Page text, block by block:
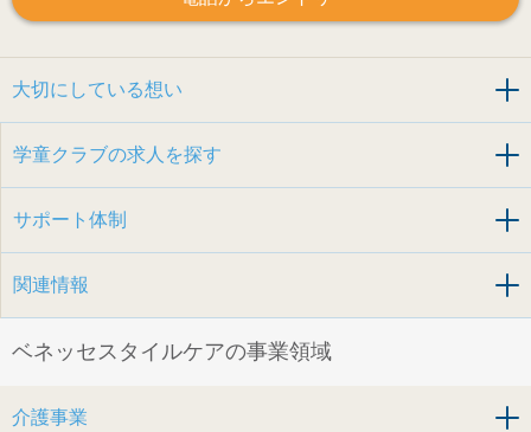
大切にしている想い
学童クラブの求人を探す
サポート体制
関連情報
ベネッセスタイルケアの事業領域
介護事業